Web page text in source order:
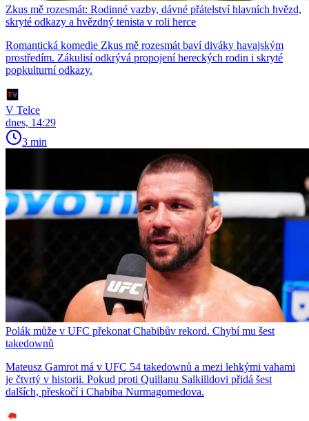
Zkus mě rozesmát: Rodinné vazby, dávné přátelství hlavních hvězd,
skryté odkazy a hvězdný tenista v roli herce
Romantická komedie Zkus mě rozesmát baví diváky havajským
prostředím. Zákulisí odkrývá propojení hereckých rodin i skryté
popkulturní odkazy.
V Telce
dnes, 14:29
3 min
Polák může v UFC překonat Chabibův rekord. Chybí mu šest
takedownů
Mateusz Gamrot má v UFC 54 takedownů a mezi lehkými vahami
je čtvrtý v historii. Pokud proti Quillanu Salkilldovi přidá šest
dalších, přeskočí i Chabiba Nurmagomedova.